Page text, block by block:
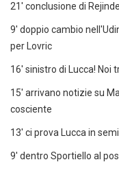
21' conclusione di
9' doppio cambio
per Lovric
16' sinistro di Lucca! Noi
15' arrivano notizie su
cosciente
13' ci prova Lucca in
9' dentro Sportiello al